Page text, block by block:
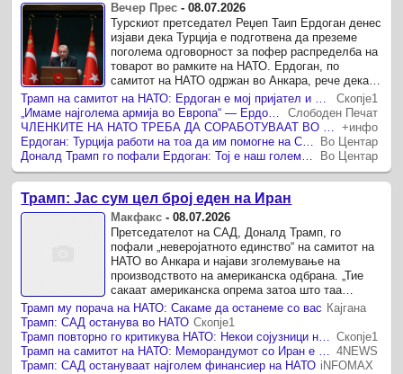
Вечер Прес -08.07.2026
Турскиот претседател Реџеп Таип Ердоган денес
изјави дека Турција е подготвена да преземе
поголема одговорност за пофер распределба на
товарот во рамките на НАТО. Ердоган, по
самитот на НАТО одржан во Анкара, рече дека
„самитот ги постави темелите за посилен сојуз“,
пренесува ...
Трамп на самитот на НАТО: Ердоган е мој пријател и извонреден лидер
Скопје1
„Имаме најголема армија во Европа“ — Ердоган зборуваше за мегапроектот „Челична купола“ пред лидерите на НАТО
Слободен Печат
ЧЛЕНКИТЕ НА НАТО ТРЕБА ДА СОРАБОТУВААТ ВО ОДБРАНАТА БЕЗ ОГРАНИЧУВАЊА Ердоган побара ЕУ да не поставува бариери
+инфо
Ердоган: Турција работи на тоа да им помогне на САД и Иран да постигнат заедничка основа
Во Центар
Доналд Трамп го пофали Ердоган: Тој е наш голем пријател, ја направи Турција моќна сила (видео)
Во Центар
Трамп: Јас сум цел број еден на Иран
Макфакс -08.07.2026
Претседателот на САД, Доналд Трамп, го
пофали „неверојатното единство“ на самитот на
НАТО во Анкара и најави зголемување на
производството на американска одбрана. „Тие
сакаат американска опрема затоа што таа
функционира подобро“, рече Трамп на прес-
конференција, осврнувајќи се ...
Трамп му порача на НАТО: Сакаме да останеме со вас Кајгана
Трамп: САД останува во НАТО Скопје1
Трамп повторно го критикува НАТО: Некои сојузници не нè поддржаа доволно во нападите врз Иран Скопје1
Трамп на самитот на НАТО: Меморандумот со Иран е готов, преговорите се губење време 4NEWS
Трамп: САД остануваат најголем финансиер на НАТО iNFOMAX